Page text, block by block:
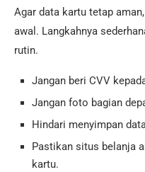
Agar data kartu tetap
awal. Langkahnya
rutin.
Jangan beri CVV
Jangan foto bagian
Hindari menyimpan
Pastikan situs belanja
kartu.